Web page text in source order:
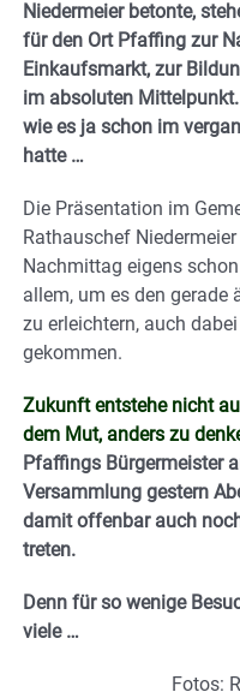
Niedermeier betonte,
für den Ort Pfaffing zur
Einkaufsmarkt, zur
im absoluten
wie es ja schon im
hatte …
Die Präsentation im
Rathauschef
Nachmittag eigens
allem, um es den
zu erleichtern, auch
gekommen.
Zukunft entstehe nicht
dem Mut, anders zu
Pfaffings Bürgermeister
Versammlung gestern
damit offenbar auch
treten.
Denn für so wenige
viele …
Fotos: